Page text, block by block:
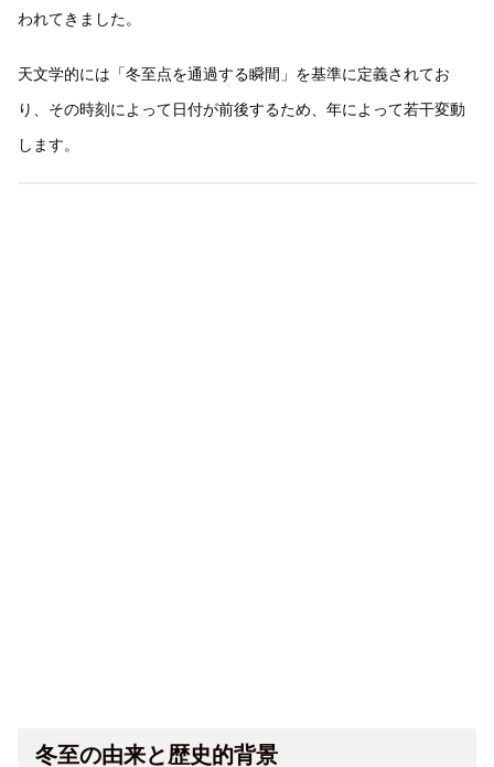
われてきました。
天文学的には「冬至点を通過する瞬間」を基準に定義されてお
り、その時刻によって日付が前後するため、年によって若干変動
します。
冬至の由来と歴史的背景